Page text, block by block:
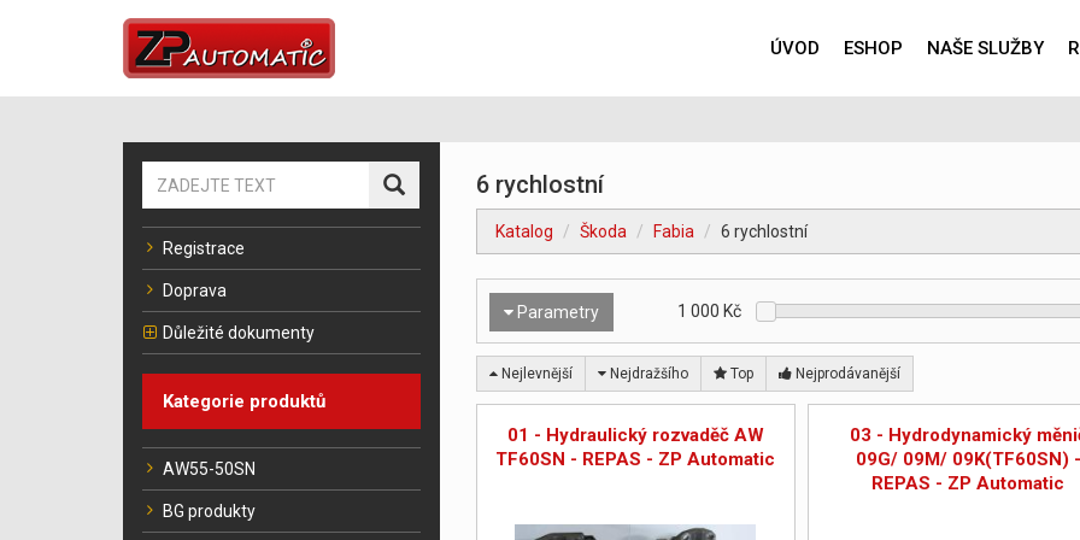
ÚVOD ESHOP NAŠE SLUŽBY
Registrace
Doprava
Důležité dokumenty
Kategorie produktů
AW55-50SN
BG produkty
6 rychlostní
Katalog Škoda Fabia 6 rychlostní
Parametry 1 000 Kč
Nejlevnější Nejdražšího Top Nejprodávanější
01 - Hydraulický rozvaděč AW
TF60SN - REPAS - ZP Automatic
03 - Hydrodynamický
09G/ 09M/ 09K(TF60SN) -
REPAS - ZP Automatic